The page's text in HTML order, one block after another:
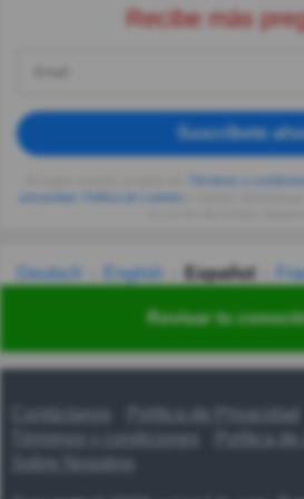
Revisar tu
Recibe más
Suscríbete
privacidad
Deutsch English Español
Українська हिन्दी 한
Contáctanos
Política de Privacidad
Términos y condiciones